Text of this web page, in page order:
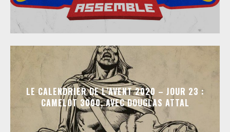
LE CALENDRIER DE L’AVENT 2020 – JOUR 23 :
CAMELOT 3000, AVEC DOUGLAS ATTAL